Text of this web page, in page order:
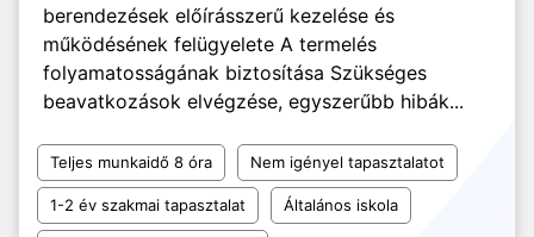
berendezések előírásszerű kezelése és
működésének felügyelete A termelés
folyamatosságának biztosítása Szükséges
beavatkozások elvégzése, egyszerűbb hibák...
Teljes munkaidő 8 óra Nem igényel tapasztalatot
1-2 év szakmai tapasztalat Általános iskola